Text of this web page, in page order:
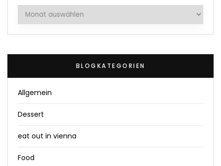
Archiv
BLOGKATEGORIEN
Allgemein
Dessert
eat out in vienna
Food